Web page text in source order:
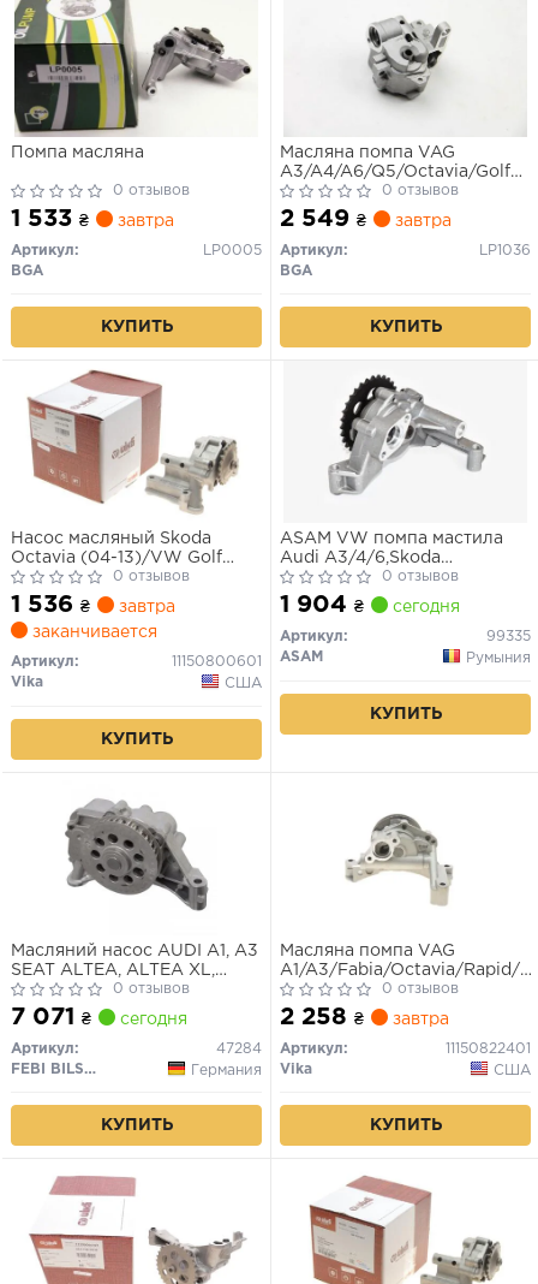
Помпа масляна
0 отзывов
1 533 ₴ завтра
Артикул:
LP0005
BGA
КУПИТЬ
Масляна помпа VAG
A3/A4/A6/Q5/Octavia/Golf
VI/Passat/Passat CC/Tiguan
2.0 Tdi 06.07-
0 отзывов
2 549 ₴ завтра
Артикул:
LP1036
BGA
КУПИТЬ
Насос масляный Skoda
Octavia (04-13)/VW Golf
(04-09),Jetta (06-11)/Audi A3
(04-08)/Seat Leon (06-
10),Toledo (05-09)
(11150800601) VIKA
0 отзывов
1 536 ₴
завтра
заканчивается
Артикул:
11150800601
Vika
США
КУПИТЬ
ASAM VW помпа мастила
Audi A3/4/6,Skoda
Octavia,Golf
IV,Passat,Sharan,T5 1.9TDI
0 отзывов
1 904 ₴ сегодня
Артикул:
99335
ASAM
Румыния
КУПИТЬ
Масляний насос AUDI A1, A3
SEAT ALTEA, ALTEA XL,
IBIZA IV, IBIZA IV SC, IBIZA IV
ST, LEON, TOLEDO IV SKODA
FABIA II, OCTAVIA II, RAPID,
ROOMSTER, ROOMSTER
PRAKTIK, SUPERB II
0 отзывов
7 071 ₴ сегодня
Артикул:
47284
FEBI BILSTEIN
Германия
КУПИТЬ
Масляна помпа VAG
A1/A3/Fabia/Octavia/Rapid/
III/Crafter/Golf VI/T-5
1.6Tdi/2.0Tdi
0 отзывов
2 258 ₴ завтра
Артикул:
11150822401
Vika
США
КУПИТЬ